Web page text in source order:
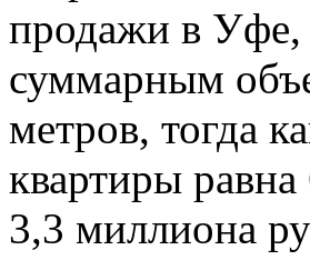
продажи в Уфе,
суммарным
метров, тогда
квартиры
3,3 миллиона